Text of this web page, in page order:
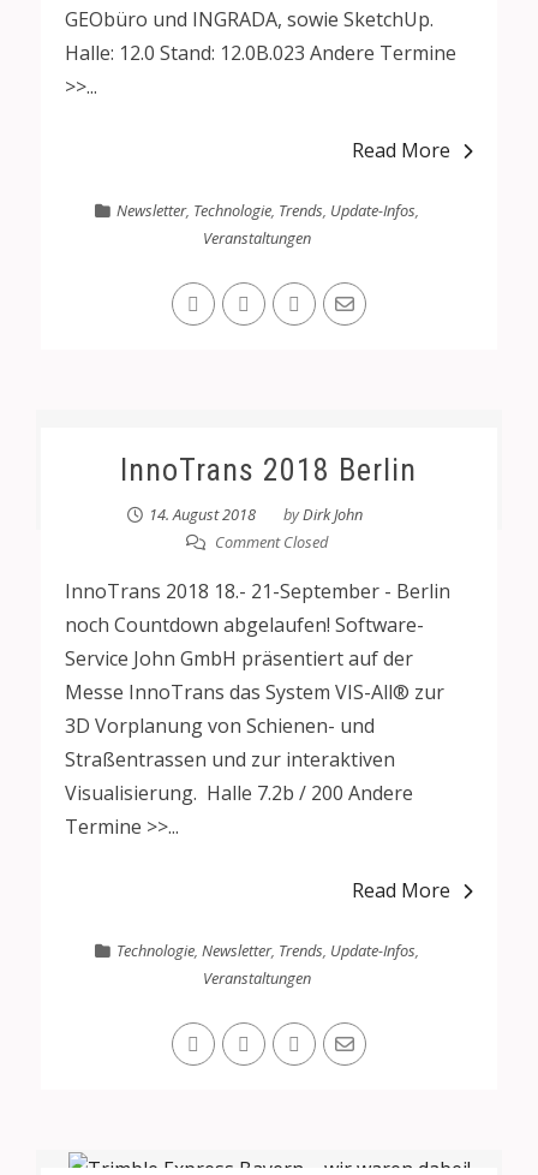
GEObüro und INGRADA, sowie SketchUp.
Halle: 12.0 Stand: 12.0B.023 Andere Termine
>>...
Read More
Newsletter, Technologie, Trends, Update-Infos,
Veranstaltungen
InnoTrans 2018 Berlin
14. August 2018 byDirk John
Comment Closed
InnoTrans 2018 18.- 21-September - Berlin
noch Countdown abgelaufen! Software-
Service John GmbH präsentiert auf der
Messe InnoTrans das System VIS-All® zur
3D Vorplanung von Schienen- und
Straßentrassen und zur interaktiven
Visualisierung. Halle 7.2b / 200 Andere
Termine >>...
Read More
Technologie, Newsletter, Trends, Update-Infos,
Veranstaltungen